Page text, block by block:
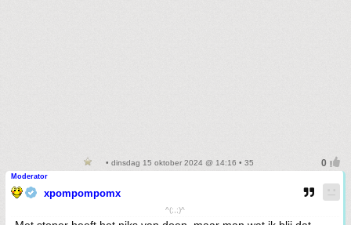
• dinsdag 15 oktober 2024 @ 14:16 • 35
Moderator
xpompompomx
^(;,;)^